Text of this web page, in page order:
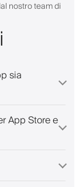
nostro team di
sia
App Store e